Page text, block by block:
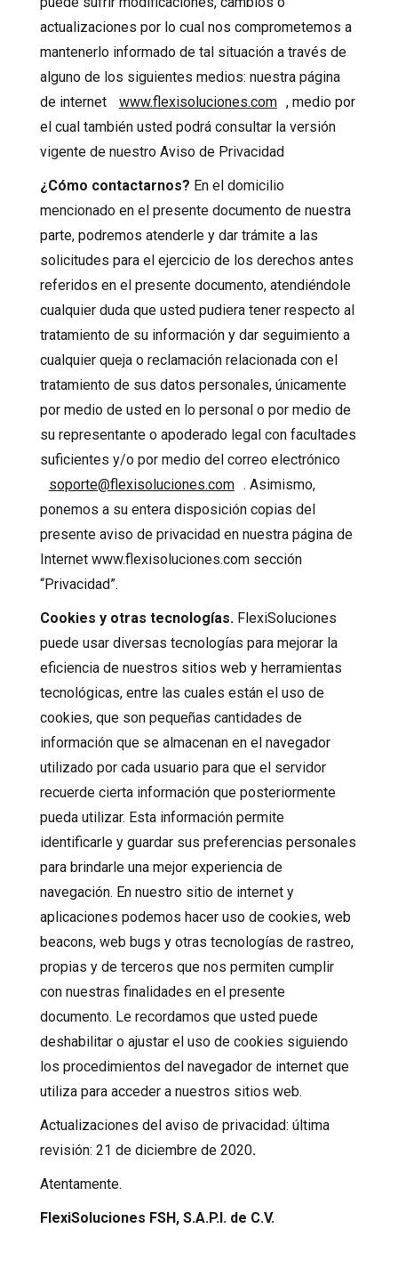
actualizaciones por lo cual nos comprometemos a
mantenerlo informado de tal situación a través de
alguno de los siguientes medios: nuestra página
de internet
www.flexisoluciones.com , medio por
el cual también usted podrá consultar la versión
vigente de nuestro Aviso de Privacidad
¿Cómo contactarnos? En el domicilio
mencionado en el presente documento de nuestra
parte, podremos atenderle y dar trámite a las
solicitudes para el ejercicio de los derechos antes
referidos en el presente documento, atendiéndole
cualquier duda que usted pudiera tener respecto al
tratamiento de su información y dar seguimiento a
cualquier queja o reclamación relacionada con el
tratamiento de sus datos personales, únicamente
por medio de usted en lo personal o por medio de
su representante o apoderado legal con facultades
suficientes y/o por medio del correo electrónico
soporte@flexisoluciones.com . Asimismo,
ponemos a su entera disposición copias del
presente aviso de privacidad en nuestra página de
Internet www.flexisoluciones.com sección
“Privacidad”.
Cookies y otras tecnologías.FlexiSoluciones
puede usar diversas tecnologías para mejorar la
eficiencia de nuestros sitios web y herramientas
tecnológicas, entre las cuales están el uso de
cookies, que son pequeñas cantidades de
información que se almacenan en el navegador
utilizado por cada usuario para que el servidor
recuerde cierta información que posteriormente
pueda utilizar. Esta información permite
identificarle y guardar sus preferencias personales
para brindarle una mejor experiencia de
navegación. En nuestro sitio de internet y
aplicaciones podemos hacer uso de cookies, web
beacons, web bugs y otras tecnologías de rastreo,
propias y de terceros que nos permiten cumplir
con nuestras finalidades en el presente
documento. Le recordamos que usted puede
deshabilitar o ajustar el uso de cookies siguiendo
los procedimientos del navegador de internet que
utiliza para acceder a nuestros sitios web.
Actualizaciones del aviso de privacidad: última
revisión: 21 de diciembre de 2020.
Atentamente.
FlexiSoluciones FSH, S.A.P.I. de C.V.